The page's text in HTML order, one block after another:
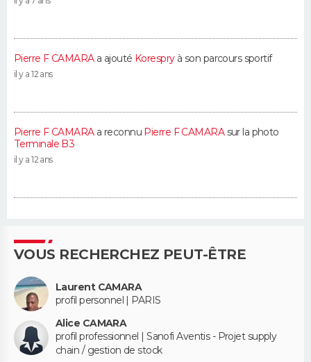
Pierre F CAMARAa ajouté Korespryà son parcours sportif
il y a 12 ans
Pierre F CAMARAa reconnu Pierre F CAMARAsur la photo
Terminale B3
il y a 12 ans
VOUS RECHERCHEZ PEUT-ÊTRE
Laurent CAMARA
profil personnel | PARIS
Alice CAMARA
profil professionnel | Sanofi Aventis - Projet supply
chain / gestion de stock